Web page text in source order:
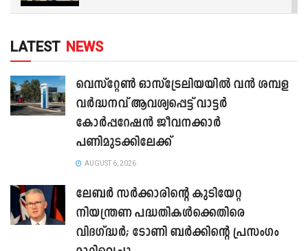
LATEST NEWS
വെസ്റ്റേൺ ഓസ്‌ട്രേലിയയിൽ വൻ ശമ്പള
വർദ്ധനവ് ആവശ്യപ്പെട്ട് വാട്ടർ
കോർപ്പറേഷൻ ജീവനക്കാർ
പണിമുടക്കിലേക്ക്
AUGUST 6, 2026
ലേബർ സർക്കാരിന്റെ കുടിയേറ്റ
നിയന്ത്രണ പദ്ധതികൾക്കെതിരെ
വിദഗ്ദ്ധർ; ടോണി ബർക്കിന്റെ പ്രസംഗം